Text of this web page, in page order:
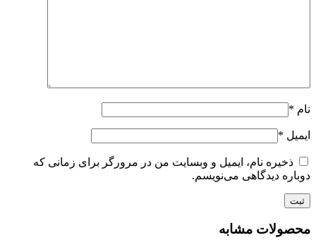
نام *
ایمیل *
ذخیره نام، ایمیل و وبسایت من در مرورگر برای زمانی که
دوباره دیدگاهی می‌نویسم.
محصولات مشابه